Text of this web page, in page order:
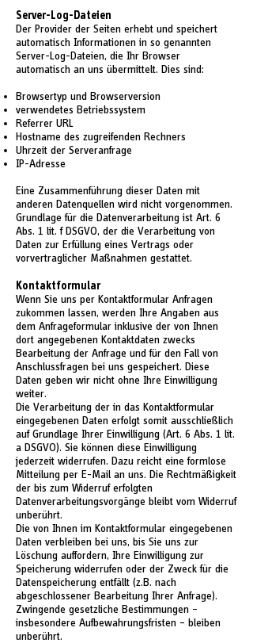
Server-Log-Dateien
Der Provider der Seiten erhebt und speichert
automatisch Informationen in so genannten
Server-Log-Dateien, die Ihr Browser
automatisch an uns übermittelt. Dies sind:
Browsertyp und Browserversion
verwendetes Betriebssystem
Referrer URL
Hostname des zugreifenden Rechners
Uhrzeit der Serveranfrage
IP-Adresse
Eine Zusammenführung dieser Daten mit
anderen Datenquellen wird nicht vorgenommen.
Grundlage für die Datenverarbeitung ist Art. 6
Abs. 1 lit. f DSGVO, der die Verarbeitung von
Daten zur Erfüllung eines Vertrags oder
vorvertraglicher Maßnahmen gestattet.
Kontaktformular
Wenn Sie uns per Kontaktformular Anfragen
zukommen lassen, werden Ihre Angaben aus
dem Anfrageformular inklusive der von Ihnen
dort angegebenen Kontaktdaten zwecks
Bearbeitung der Anfrage und für den Fall von
Anschlussfragen bei uns gespeichert. Diese
Daten geben wir nicht ohne Ihre Einwilligung
weiter.
Die Verarbeitung der in das Kontaktformular
eingegebenen Daten erfolgt somit ausschließlich
auf Grundlage Ihrer Einwilligung (Art. 6 Abs. 1 lit.
a DSGVO). Sie können diese Einwilligung
jederzeit widerrufen. Dazu reicht eine formlose
Mitteilung per E-Mail an uns. Die Rechtmäßigkeit
der bis zum Widerruf erfolgten
Datenverarbeitungsvorgänge bleibt vom Widerruf
unberührt.
Die von Ihnen im Kontaktformular eingegebenen
Daten verbleiben bei uns, bis Sie uns zur
Löschung auffordern, Ihre Einwilligung zur
Speicherung widerrufen oder der Zweck für die
Datenspeicherung entfällt (z.B. nach
abgeschlossener Bearbeitung Ihrer Anfrage).
Zwingende gesetzliche Bestimmungen –
insbesondere Aufbewahrungsfristen – bleiben
unberührt.